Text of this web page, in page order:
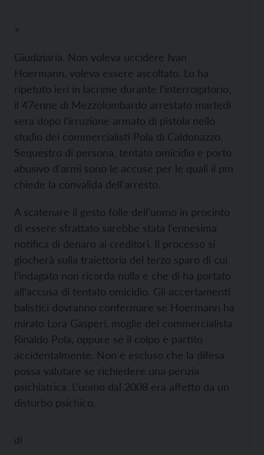
>
Giudiziaria. Non voleva uccidere Ivan
Hoermann, voleva essere ascoltato. Lo ha
ripetuto ieri in lacrime durante l’interrogatorio,
il 47enne di Mezzolombardo arrestato martedì
sera dopo l’irruzione armato di pistola nello
studio dei commercialisti Pola di Caldonazzo.
Sequestro di persona, tentato omicidio e porto
abusivo d’armi sono le accuse per le quali il pm
chiede la convalida dell’arresto.
A scatenare il gesto folle dell’uomo in procinto
di essere sfrattato sarebbe stata l’ennesima
notifica di denaro ai creditori. Il processo si
giocherà sulla traiettoria del terzo sparo di cui
l’indagato non ricorda nulla e che di ha portato
all’accusa di tentato omicidio. Gli accertamenti
balistici dovranno confermare se Hoermann ha
mirato Lora Gasperi, moglie del commercialista
Rinaldo Pola, oppure se il colpo è partito
accidentalmente. Non è escluso che la difesa
possa valutare se richiedere una perizia
psichiatrica. L’uomo dal 2008 era affetto da un
disturbo psichico.
di